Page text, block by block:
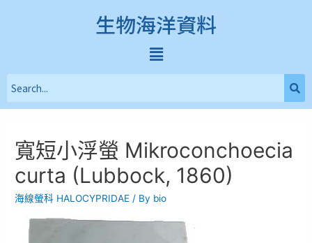
生物海洋資料
寬短小浮螢 Mikroconchoecia
curta (Lubbock, 1860)
海線螢科 HALOCYPRIDAE / By bio